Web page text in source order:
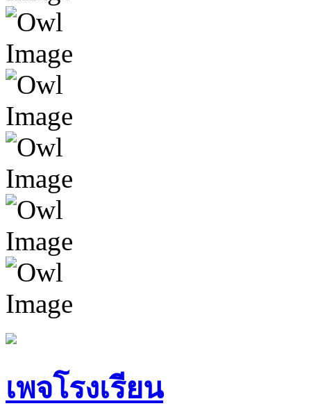
เพจโรงเรียน